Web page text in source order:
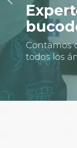
Contamos
todos los